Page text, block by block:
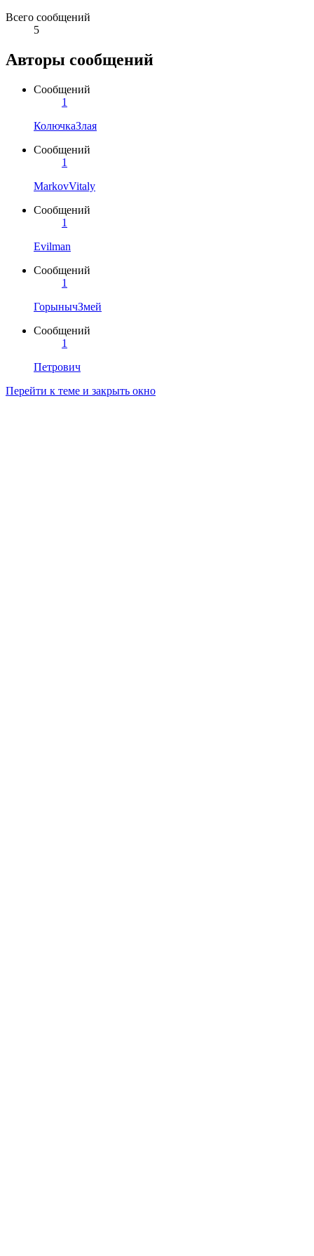
Всего сообщений
5
Авторы сообщений
Сообщений
1
КолючкаЗлая
Сообщений
1
MarkovVitaly
Сообщений
1
Evilman
Сообщений
1
ГорынычЗмей
Сообщений
1
Петрович
Перейти к теме и закрыть окно